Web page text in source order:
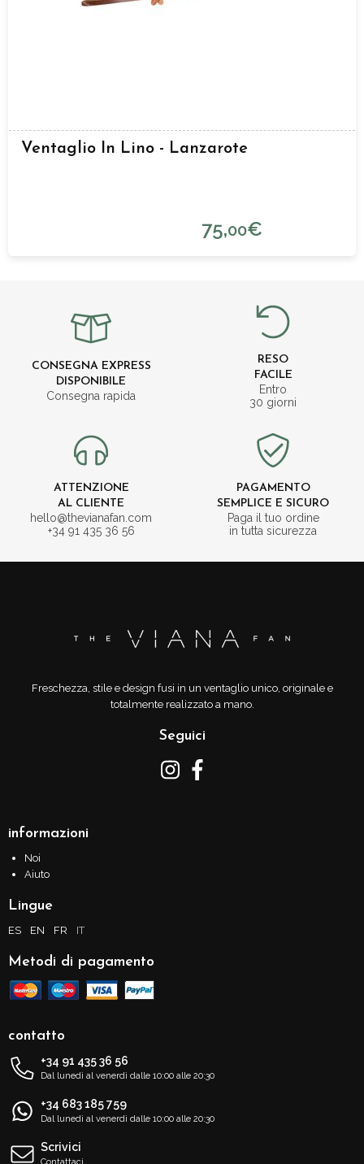
Ventaglio In Lino - Lanzarote
75,00€
CONSEGNA EXPRESS
DISPONIBILE
Consegna rapida
RESO
FACILE
Entro
30 giorni
ATTENZIONE
AL CLIENTE
hello@thevianafan.com
+34 91 435 36 56
PAGAMENTO
SEMPLICE E SICURO
Paga il tuo ordine
in tutta sicurezza
Freschezza, stile e design fusi in un ventaglio unico, originale e
totalmente realizzato a mano.
Seguici
informazioni
Noi
Aiuto
Lingue
ES EN FR IT
Metodi di pagamento
contatto
+34 91 435 36 56
Dal lunedì al venerdì dalle 10:00 alle 20:30
+34 683 185 759
Dal lunedì al venerdì dalle 10:00 alle 20:30
Scrivici